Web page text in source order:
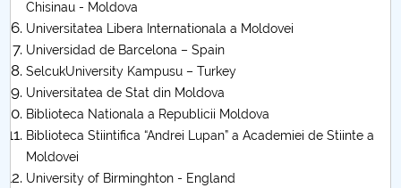
Chisinau - Moldova
Universitatea Libera Internationala a Moldovei
Universidad de Barcelona – Spain
SelcukUniversity Kampusu – Turkey
Universitatea de Stat din Moldova
Biblioteca Nationala a Republicii Moldova
Biblioteca Stiintifica “Andrei Lupan” a Academiei de Stiinte a
Moldovei
University of Birminghton - England